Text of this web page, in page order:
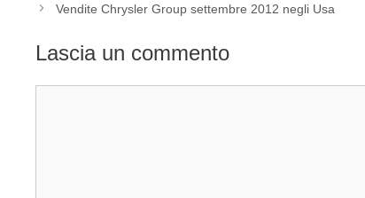
Vendite Chrysler Group settembre 2012 negli Usa
Lascia un commento